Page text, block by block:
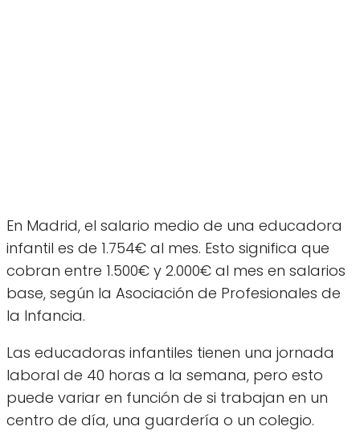
En Madrid, el salario medio de una educadora
infantil es de 1.754€ al mes. Esto significa que
cobran entre 1.500€ y 2.000€ al mes en salarios
base, según la Asociación de Profesionales de
la Infancia.
Las educadoras infantiles tienen una jornada
laboral de 40 horas a la semana, pero esto
puede variar en función de si trabajan en un
centro de día, una guardería o un colegio.